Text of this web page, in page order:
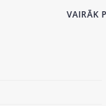
VAIRĀK